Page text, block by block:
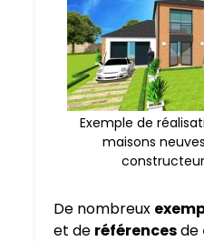
Exemple de
maisons
De nombreux
et de référencesde